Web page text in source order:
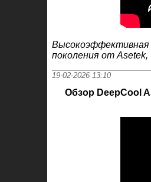
поколения от
19-02-2026 13:10
Обзор DeepCool